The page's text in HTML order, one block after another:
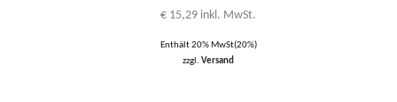
€ 15,29 inkl. MwSt.
Enthält 20% MwSt(20%)
zzgl.Versand